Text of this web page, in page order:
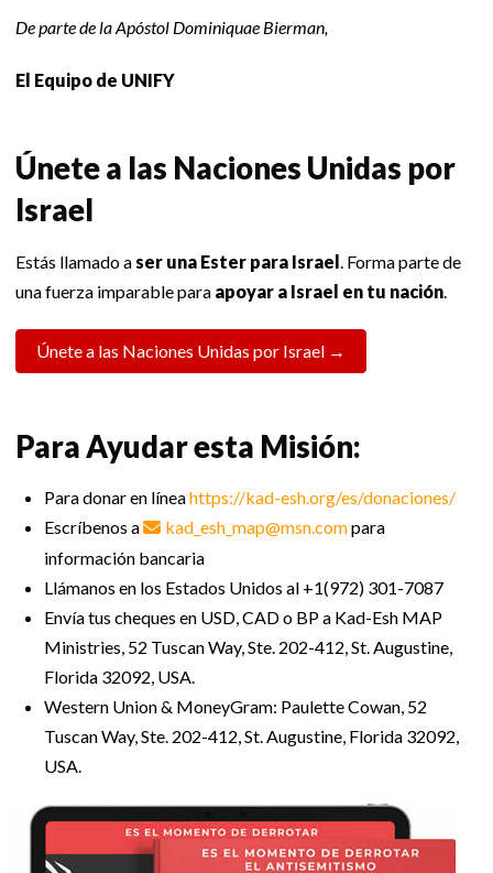
De parte de la Apóstol Dominiquae Bierman,
El Equipo de UNIFY
Únete a las Naciones Unidas por
Israel
Estás llamado a ser una Ester para Israel . Forma parte de
una fuerza imparable para apoyar a Israel en tu nación
Únete a las Naciones Unidas por Israel →
Para Ayudar esta Misión:
Para donar en líneahttps://kad-esh.org/es/donaciones/
Escríbenos a
kad_esh_map@msn.compara
información bancaria
Llámanos en los Estados Unidos al +1(972) 301-7087
Envía tus cheques en USD, CAD o BP a Kad-Esh MAP
Ministries, 52 Tuscan Way, Ste. 202-412, St. Augustine,
Florida 32092, USA.
Western Union & MoneyGram: Paulette Cowan, 52
Tuscan Way, Ste. 202-412, St. Augustine, Florida 32092,
USA.